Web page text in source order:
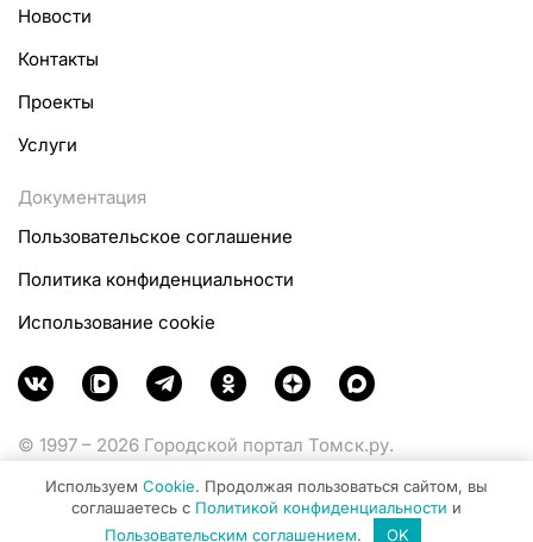
Новости
Контакты
Проекты
Услуги
Документация
Пользовательское соглашение
Политика конфиденциальности
Использование cookie
© 1997 – 2026 Городской портал Томск.ру.
Министерства цифрового развития, связи и массовых
коммуникаций Российской Федерации.
Используем Cookie. Продолжая пользоваться сайтом, вы
соглашаетесь с Политикой конфиденциальности и
Пользовательским соглашением. OK